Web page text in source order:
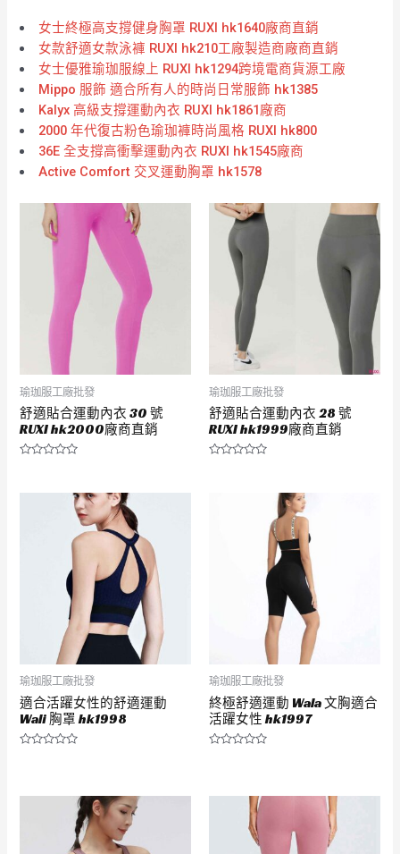
女士終極高支撐健身胸罩 RUXI hk1640廠商直銷
女款舒適女款泳褲 RUXI hk210工廠製造商廠商直銷
女士優雅瑜珈服線上 RUXI hk1294跨境電商貨源工廠
Mippo 服飾 適合所有人的時尚日常服飾 hk1385
Kalyx 高級支撐運動內衣 RUXI hk1861廠商
2000 年代復古粉色瑜珈褲時尚風格 RUXI hk800
36E 全支撐高衝擊運動內衣 RUXI hk1545廠商
Active Comfort 交叉運動胸罩 hk1578
瑜珈服工廠批發
舒適貼合運動內衣 30 號
RUXI hk2000廠商直銷
瑜珈服工廠批發
舒適貼合運動內衣 28 號
RUXI hk1999廠商直銷
瑜珈服工廠批發
適合活躍女性的舒適運動
Wali 胸罩 hk1998
分
瑜珈服工廠批發
終極舒適運動 Wala 文胸適合
活躍女性 hk1997
分